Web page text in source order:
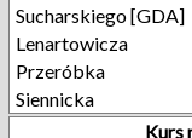
Sucharskiego [GDA]
Lenartowicza
Przeróbka
Siennicka
Kurs